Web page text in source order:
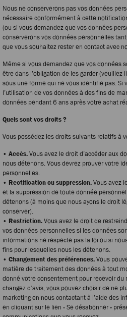
Nous ne conserverons pas vos données
nécessaire conformément à cette
(ou si vous demandez que vos données
conserverons vos données personnelles
que vous souhaitez rester en contact avec
Même si vous demandez que vos données
être dans l’obligation de les garder (veuillez
sous une forme qui ne vous identifie pas. Si
l’utilisation de vos données à des fins de
données pendant 6 ans après votre achat
Quels sont vos droits ?
Vous possédez les droits suivants relatifs à
• Accès.Vous avez le droit d’accéder aux
nous détenons. Vous devrez prouver votre
personnelles.
• Rectification ou suppression.Vous avez
et la suppression de toute donnée
détenons (à moins que nous ayons le droit
conserver).
• Restriction.Vous avez le droit de
vos données personnelles si les données
informations ne respecte pas la loi ou si
fins pour lesquelles nous les détenons.
• Changement des préférences.Vous
matière de traitement des données à tout
donné votre consentement pour recevoir
changez d’avis, vous pouvez choisir de ne
marketing en nous contactant à l’aide des
en cliquant sur le lien « Se désabonner »